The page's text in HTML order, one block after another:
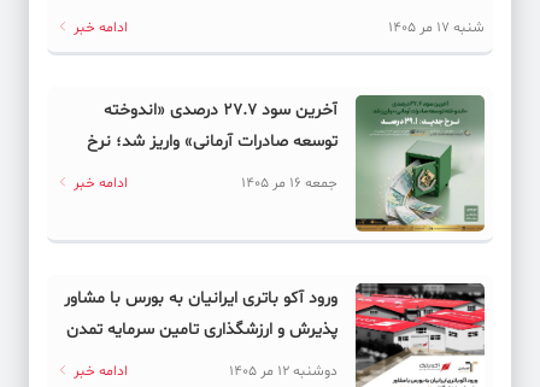
شنبه 17 مر 1405 ادامه خبر
آخرین سود ۲۷.۷ درصدی «اندوخته
توسعه صادرات آرمانی» واریز شد؛ نرخ
جدید ۲۹.۱ درصد
جمعه 16 مر 1405 ادامه خبر
ورود آکو باتری ایرانیان به بورس با مشاور
پذیرش و ارزشگذاری تامین سرمایه تمدن
دوشنبه 12 مر 1405 ادامه خبر